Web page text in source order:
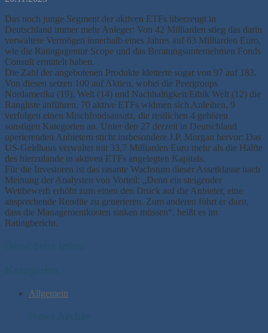
Das noch junge Segment der aktiven ETFs überzeugt in
Deutschland immer mehr Anleger: Von 42 Milliarden stieg das darin
verwaltete Vermögen innerhalb eines Jahres auf 63 Milliarden Euro,
wie die Ratingagentur Scope und das Beratungsunternehmen Fonds
Consult ermittelt haben.
Die Zahl der angebotenen Produkte kletterte sogar von 97 auf 183.
Von diesen setzen 100 auf Aktien, wobei die Peergroups
Nordamerika (19), Welt (14) und Nachhaltigkeit/Ethik Welt (12) die
Rangliste anführen. 70 aktive ETFs widmen sich Anleihen, 9
verfolgen einen Mischfondsansatz, die restlichen 4 gehören
sonstigen Kategorien an. Unter den 27 derzeit in Deutschland
operierenden Anbietern sticht insbesondere J.P. Morgan hervor: Das
US-Geldhaus verwaltet mit 33,7 Milliarden Euro mehr als die Hälfte
des hierzulande in aktiven ETFs angelegten Kapitals.
Für die Investoren ist das rasante Wachstum dieser Assetklasse nach
Meinung der Analysten von Vorteil: „Denn ein steigender
Wettbewerb erhöht zum einen den Druck auf die Anbieter, eine
ansprechende Rendite zu generieren. Zum anderen führt er dazu,
dass die Managementkosten sinken müssen“, heißt es im
Ratingbericht.
Allgemein